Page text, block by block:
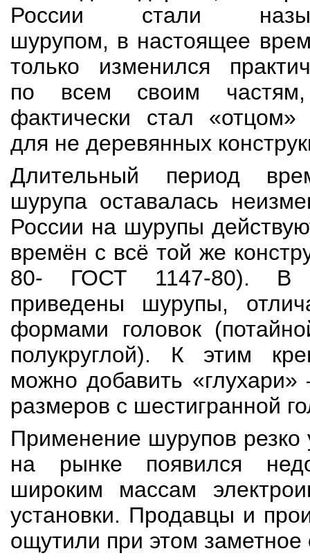
России стали
шурупом, в настоящее
только изменился
по всем своим
фактически стал «отцом»
для не деревянных
Длительный период
шурупа оставалась
России на шурупы
времён с всё той же
80- ГОСТ 1147-80). В
приведены шурупы,
формами головок
полукруглой). К этим
можно добавить
размеров с шестигранной
Применение шурупов резко
на рынке появился
широким массам
установки. Продавцы и
ощутили при этом заметное